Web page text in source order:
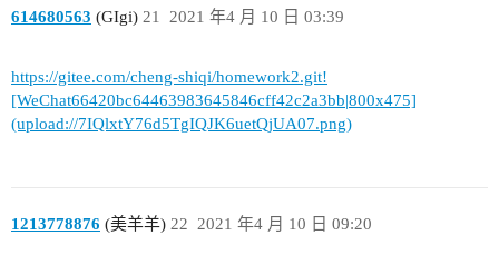
614680563 (GIgi) 2021 年4 月 10 日 03:39
21
https://gitee.com/cheng-shiqi/homework2.git!
[WeChat66420bc64463983645846cff42c2a3bb|800x475]
(upload://7IQlxtY76d5TgIQJK6uetQjUA07.png)
1213778876 (美羊羊) 2021 年4 月 10 日 09:20
22